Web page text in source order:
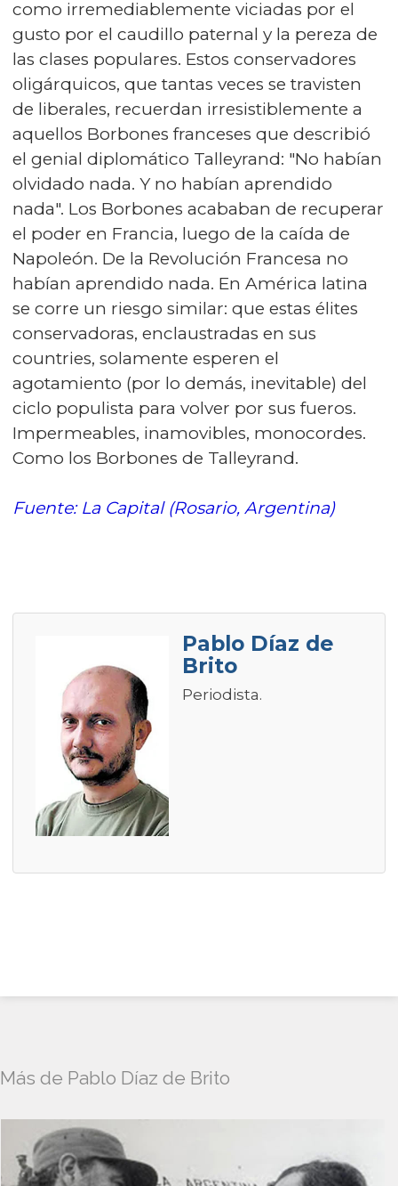
como irremediablemente viciadas por el
gusto por el caudillo paternal y la pereza de
las clases populares. Estos conservadores
oligárquicos, que tantas veces se travisten
de liberales, recuerdan irresistiblemente a
aquellos Borbones franceses que describió
el genial diplomático Talleyrand: "No habían
olvidado nada. Y no habían aprendido
nada". Los Borbones acababan de recuperar
el poder en Francia, luego de la caída de
Napoleón. De la Revolución Francesa no
habían aprendido nada. En América latina
se corre un riesgo similar: que estas élites
conservadoras, enclaustradas en sus
countries, solamente esperen el
agotamiento (por lo demás, inevitable) del
ciclo populista para volver por sus fueros.
Impermeables, inamovibles, monocordes.
Como los Borbones de Talleyrand.
Fuente: La Capital (Rosario, Argentina)
Pablo Díaz de
Brito
Periodista.
Más de Pablo Díaz de Brito